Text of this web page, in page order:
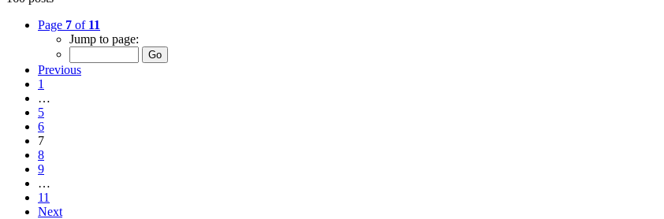
Page 7 of 11
Jump to page:
Previous
1
…
5
6
7
8
9
…
11
Next